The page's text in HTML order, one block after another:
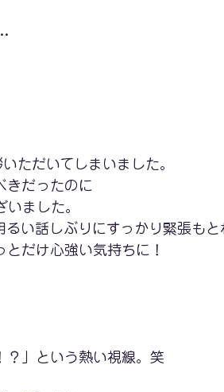
ただいてしまいました。
きだったのに
ました。
い話しぶりにすっかり緊張もと
だけ心強い気持ちに！
？」という熱い視線。笑